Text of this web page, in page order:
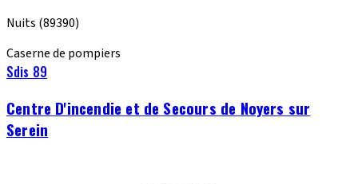
Nuits (89390)
Caserne de pompiers
Sdis 89
Centre D'incendie et de Secours de Noyers sur
Serein